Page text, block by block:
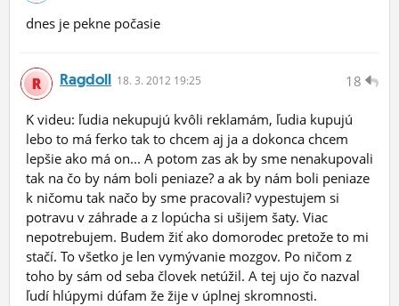
dnes je pekne počasie
18
Ragdoll 18. 3. 2012 19:25
K videu: ľudia nekupujú kvôli reklamám, ľudia kupujú
lebo to má ferko tak to chcem aj ja a dokonca chcem
lepšie ako má on... A potom zas ak by sme nenakupovali
tak na čo by nám boli peniaze? a ak by nám boli peniaze
k ničomu tak načo by sme pracovali? vypestujem si
potravu v záhrade a z lopúcha si ušijem šaty. Viac
nepotrebujem. Budem žiť ako domorodec pretože to mi
stačí. To všetko je len vymývanie mozgov. Po ničom z
toho by sám od seba človek netúžil. A tej ujo čo nazval
ľudí hlúpymi dúfam že žije v úplnej skromnosti.